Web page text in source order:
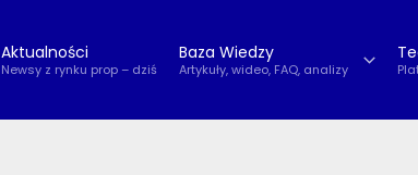
Aktualności
Newsy z rynku prop – dziś
Baza Wiedzy
Artykuły, wideo, FAQ, analizy